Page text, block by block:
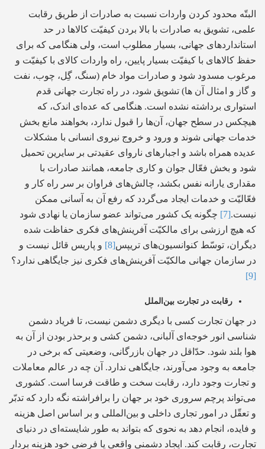
البتّه محدود کردن واردات نسبت به صادرات از طریق رقابت
علمی، تشویق به صادرات با بالا بردن کیفیّت کالاها در حد
استانداردهای جهانی، بسیار مطلوب است، ولی هنگامی که برای
حفظ کالاهای با کیفیّت بسیار پایین، راه واردات کالای با کیفیّت و
مرغوب مسدود شود و صادرات مواد خام (سنگ، گِل، چوب، نفت
و گاز و امثال آن ها) تشویق شود، در راه تجارت جهانی قدم
استواری برداشته نشده است. هنگامی که عده‌ای اندک، که
هیچکس در سطح جهان، آن‌ها را قبول ندارد، بخواهند مانع بخش
خدمات جهانی شوند و ورود و خروج نیروی انسانی با مشکلات
عدیده همراه باشد و اجبارهای ناروای عقیدتی بر سایرین تحمیل
شود و بخش فعّال جوان و کاری جامعه، همانند صادرات با
مقداری یارانه نفس بکشد، چالش‌های فراوان بر سر راه کار و
فعّالیّت و خدمات ایجاد می‌گردد که رفع آن به آسانی ممکن
نیست.[7]
چگونه یک کشور می‌تواند عضو سازمان یا نهادی شود
که هیچ ارزشی برای مالکیّت آفرینش‌های فکری حفاظت شده
دیگران، توسّط کنوانسیون‌های تریپس[8]
و پاریس قائل نیست و
در سازمان جهانی مالکیّت آفرینش‌های فکری نیز جایگاهی ندارد؟
[9]
رقابت در تجارت بین‌الملل
در جهان تجارت کسی با دیگری دشمن نیست، تا فریاد دشمن
شناسی انور خوجه‌ای آلبانی، دشمن کشی و برحذر بودن از آن به
هوا بلند شود. حدّاقل در جهان بازرگانی، وضعیتی که برخی در
جامعه به وجود می‌آورند، جایگاهی ندارد. آن چه در عالم معاملات
و تجارت وجود دارد، رقابت سخت و طاقت فرسا است. کشوری
می‌تواند پرچم سروری خود بر جهان را برافراشته نگه دارد که تدبّر
و تعقّل در امور تجاری داخلی و بین‌المللی و بر اساس اصل هزینه
و فایده، انجام دهد به نحوی که بتواند به طور شایسته‌ای در دنیای
تجارت، رقابت کند. ایجاد دشمنی واقعی یا فرضی خود هزینه بردار